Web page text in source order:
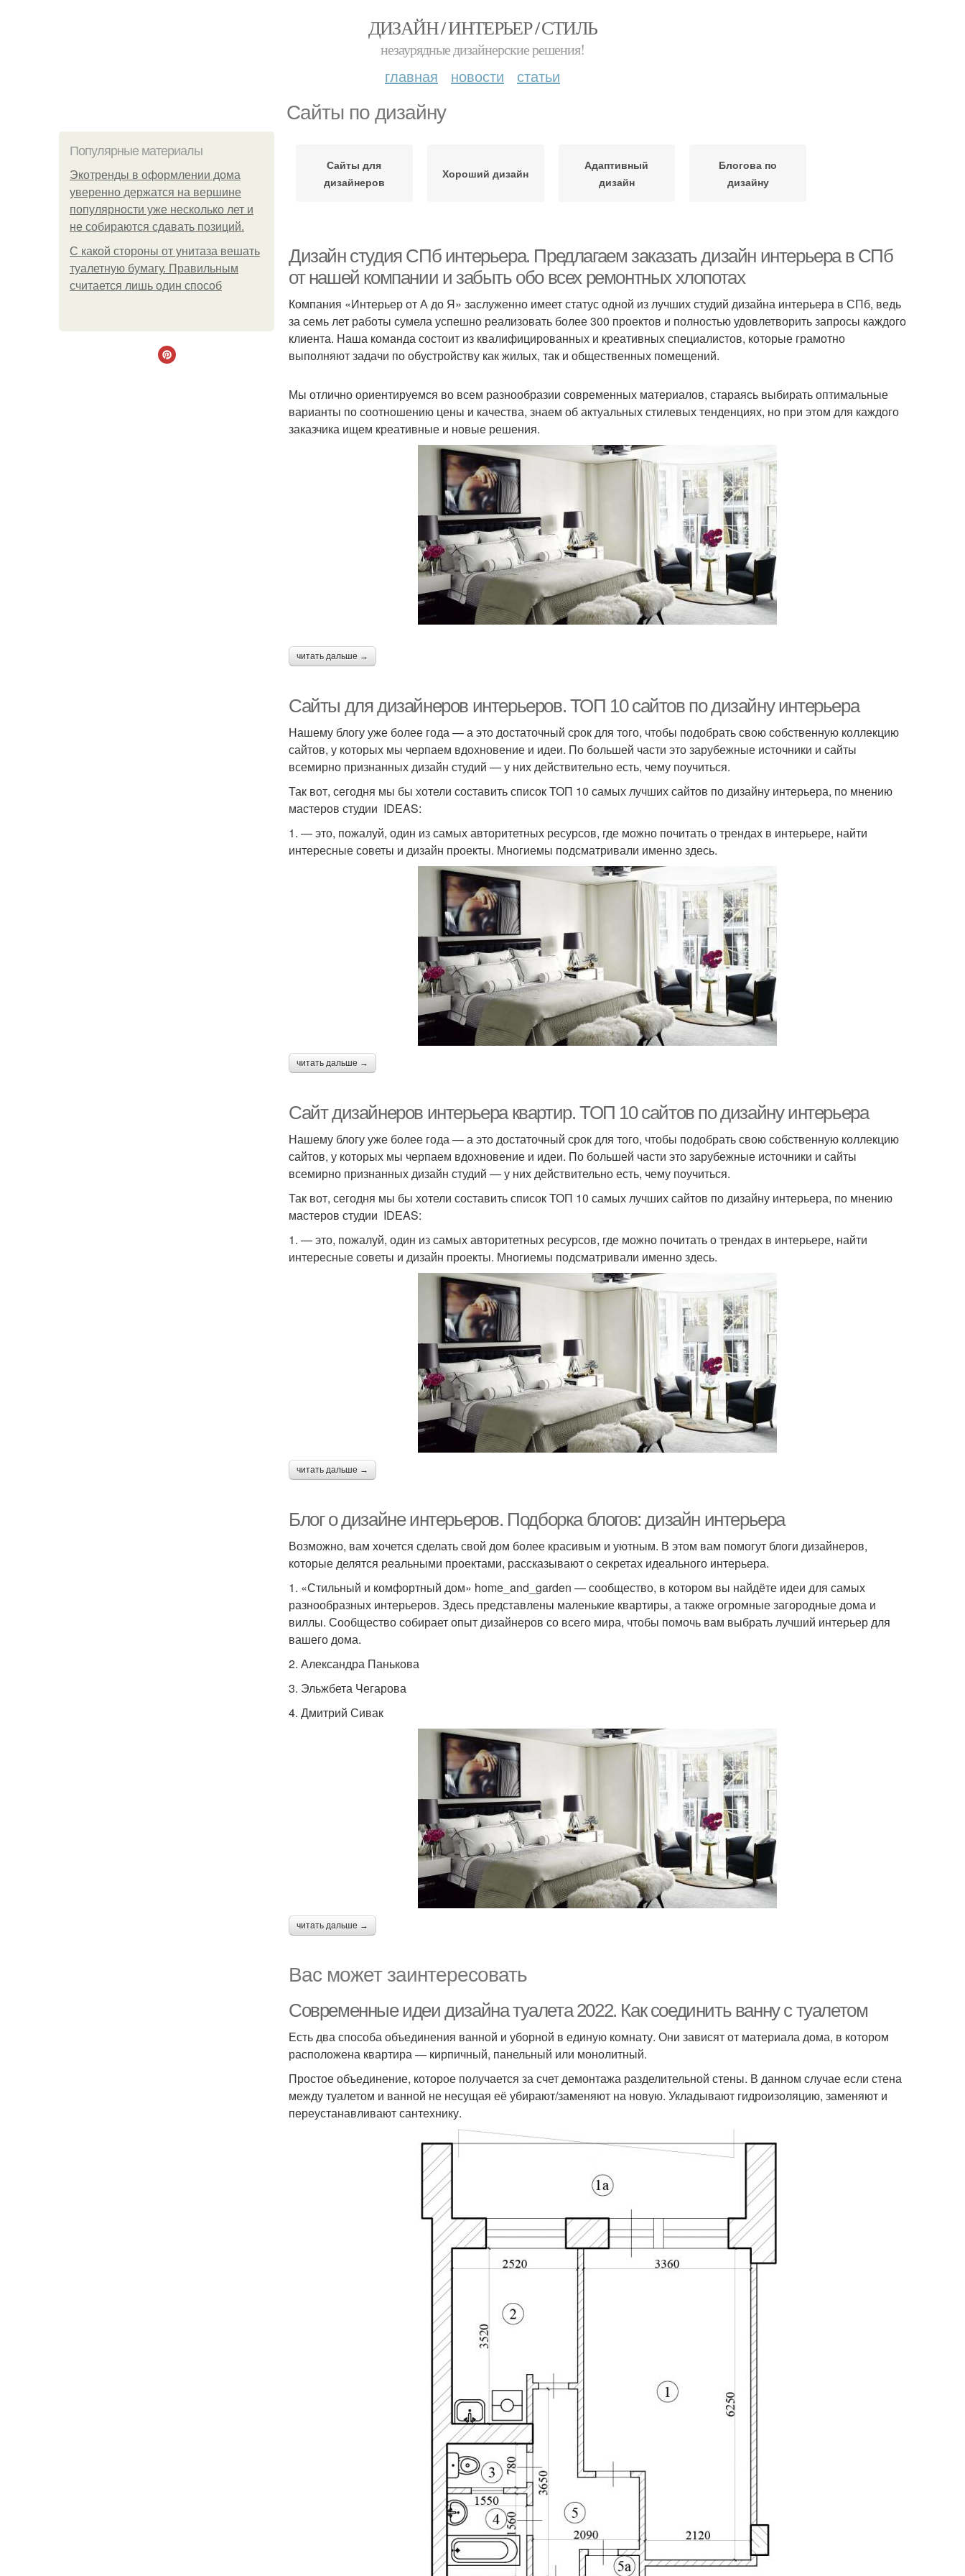
ДИЗАЙН / ИНТЕРЬЕР / СТИЛЬ
незаурядные дизайнерские решения!
главная новости статьи
Сайты по дизайну
Популярные материалы
Экотренды в оформлении дома
уверенно держатся на вершине
популярности уже несколько лет и
не собираются сдавать позиций.
С какой стороны от унитаза вешать
туалетную бумагу. Правильным
считается лишь один способ
Сайты для
дизайнеров
Хороший дизайн
Адаптивный
дизайн
Блогова по
дизайну
Дизайн студия СПб интерьера. Предлагаем заказать дизайн интерьера в СПб
от нашей компании и забыть обо всех ремонтных хлопотах
Компания «Интерьер от А до Я» заслуженно имеет статус одной из лучших студий дизайна интерьера в СПб, ведь
за семь лет работы сумела успешно реализовать более 300 проектов и полностью удовлетворить запросы каждого
клиента. Наша команда состоит из квалифицированных и креативных специалистов, которые грамотно
выполняют задачи по обустройству как жилых, так и общественных помещений.
Мы отлично ориентируемся во всем разнообразии современных материалов, стараясь выбирать оптимальные
варианты по соотношению цены и качества, знаем об актуальных стилевых тенденциях, но при этом для каждого
заказчика ищем креативные и новые решения.
читать дальше →
Сайты для дизайнеров интерьеров. ТОП 10 сайтов по дизайну интерьера
Нашему блогу уже более года — а это достаточный срок для того, чтобы подобрать свою собственную коллекцию
сайтов, у которых мы черпаем вдохновение и идеи. По большей части это зарубежные источники и сайты
всемирно признанных дизайн студий — у них действительно есть, чему поучиться.
Так вот, сегодня мы бы хотели составить список ТОП 10 самых лучших сайтов по дизайну интерьера, по мнению
мастеров студии IDEAS:
1. — это, пожалуй, один из самых авторитетных ресурсов, где можно почитать о трендах в интерьере, найти
интересные советы и дизайн проекты. Многиемы подсматривали именно здесь.
читать дальше →
Сайт дизайнеров интерьера квартир. ТОП 10 сайтов по дизайну интерьера
Нашему блогу уже более года — а это достаточный срок для того, чтобы подобрать свою собственную коллекцию
сайтов, у которых мы черпаем вдохновение и идеи. По большей части это зарубежные источники и сайты
всемирно признанных дизайн студий — у них действительно есть, чему поучиться.
Так вот, сегодня мы бы хотели составить список ТОП 10 самых лучших сайтов по дизайну интерьера, по мнению
мастеров студии IDEAS:
1. — это, пожалуй, один из самых авторитетных ресурсов, где можно почитать о трендах в интерьере, найти
интересные советы и дизайн проекты. Многиемы подсматривали именно здесь.
читать дальше →
Блог о дизайне интерьеров. Подборка блогов: дизайн интерьера
Возможно, вам хочется сделать свой дом более красивым и уютным. В этом вам помогут блоги дизайнеров,
которые делятся реальными проектами, рассказывают о секретах идеального интерьера.
1. «Стильный и комфортный дом» home_and_garden — сообщество, в котором вы найдёте идеи для самых
разнообразных интерьеров. Здесь представлены маленькие квартиры, а также огромные загородные дома и
виллы. Сообщество собирает опыт дизайнеров со всего мира, чтобы помочь вам выбрать лучший интерьер для
вашего дома.
2. Александра Панькова
3. Эльжбета Чегарова
4. Дмитрий Сивак
читать дальше →
Вас может заинтересовать
Современные идеи дизайна туалета 2022. Как соединить ванну с туалетом
Есть два способа объединения ванной и уборной в единую комнату. Они зависят от материала дома, в котором
расположена квартира — кирпичный, панельный или монолитный.
Простое объединение, которое получается за счет демонтажа разделительной стены. В данном случае если стена
между туалетом и ванной не несущая её убирают/заменяют на новую. Укладывают гидроизоляцию, заменяют и
переустанавливают сантехнику.